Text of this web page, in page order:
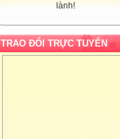
lành!
TRAO ĐỔI TRỰC TUYẾN